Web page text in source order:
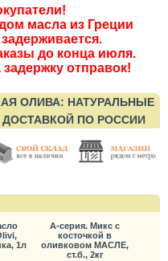
масла из Греции
до конца июля.
отправок!
ОЛИВА: НАТУРАЛЬНЫЕ
ПО РОССИИ
1л
А-серия. Микс с
косточкой в
оливковом МАСЛЕ,
ст.б., 2кг